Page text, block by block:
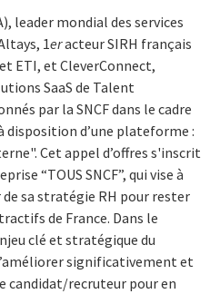
, leader mondial des services
1eracteur SIRH français
ETI, et CleverConnect,
SaaS de Talent
par la SNCF dans le cadre
disposition d’une plateforme :
Cet appel d’offres s'inscrit
“TOUS SNCF”, qui vise à
sa stratégie RH pour rester
de France. Dans le
clé et stratégique du
significativement et
candidat/recruteur pour en